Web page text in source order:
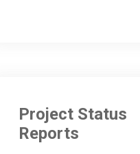
Project Status
Reports